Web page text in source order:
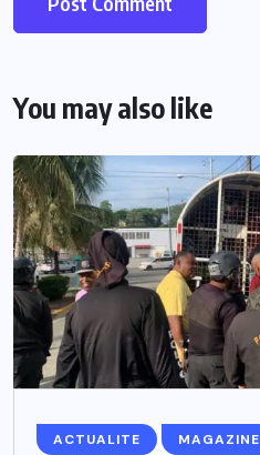
You may also like
ACTUALITE MAGAZINE